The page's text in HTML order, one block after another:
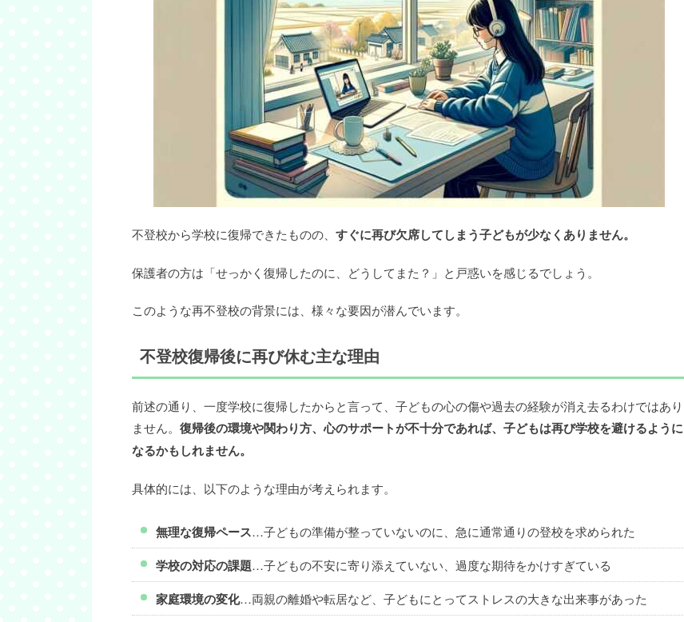
不登校から学校に復帰できたものの、 すぐに再び欠席してしまう子どもが少なくありません。
保護者の方は「せっかく復帰したのに、どうしてまた？」と戸惑いを感じるでしょう。
このような再不登校の背景には、様々な要因が潜んでいます。
不登校復帰後に再び休む主な理由
前述の通り、一度学校に復帰したからと言って、子どもの心の傷や過去の経験が消え去るわけではあり
ません。 復帰後の環境や関わり方、心のサポートが不十分であれば、子どもは再び学校を避けるように
なるかもしれません。
具体的には、以下のような理由が考えられます。
無理な復帰ペース…子どもの準備が整っていないのに、急に通常通りの登校を求められた
学校の対応の課題…子どもの不安に寄り添えていない、過度な期待をかけすぎている
家庭環境の変化…両親の離婚や転居など、子どもにとってストレスの大きな出来事があった